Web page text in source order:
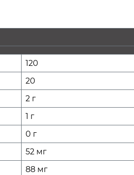
120
20
2 г
1 г
0 г
52 мг
88 мг